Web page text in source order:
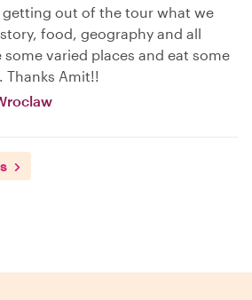
getting out of the tour what we
food, geography and all
some varied places and eat some
Amit!!